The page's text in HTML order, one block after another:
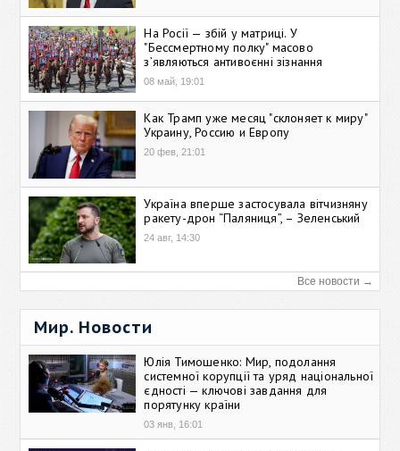
На Росії — збій у матриці. У
"Бессмертному полку" масово
зʼявляються антивоєнні зізнання
08 май, 19:01
Как Трамп уже месяц "склоняет к миру"
Украину, Россию и Европу
20 фев, 21:01
Україна вперше застосувала вітчизняну
ракету-дрон “Паляниця”, – Зеленський
24 авг, 14:30
Все новости →
Мир. Новости
Юлія Тимошенко: Мир, подолання
системної корупції та уряд національної
єдності — ключові завдання для
порятунку країни
03 янв, 16:01